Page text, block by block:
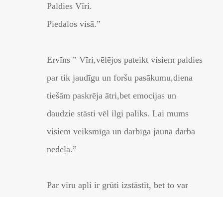
Paldies Vīri.
Piedalos visā.”
Ervīns ” Vīri,vēlējos pateikt visiem paldies
par tik jaudīgu un foršu pasākumu,diena
tiešām paskrēja ātri,bet emocijas un
daudzie stāsti vēl ilgi paliks. Lai mums
visiem veiksmīga un darbīga jaunā darba
nedēļā.”
Par vīru apli ir grūti izstāstīt, bet to var